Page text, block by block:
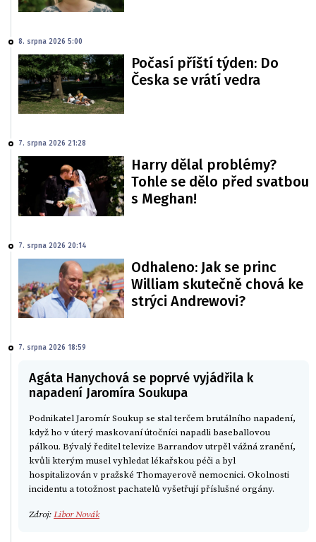
8. srpna 2026 5:00
Počasí příští týden: Do
Česka se vrátí vedra
7. srpna 2026 21:28
Harry dělal problémy?
Tohle se dělo před svatbou
s Meghan!
7. srpna 2026 20:14
Odhaleno: Jak se princ
William skutečně chová ke
strýci Andrewovi?
7. srpna 2026 18:59
Agáta Hanychová se poprvé vyjádřila k
napadení Jaromíra Soukupa
Podnikatel Jaromír Soukup se stal terčem brutálního napadení,
když ho v úterý maskovaní útočníci napadli baseballovou
pálkou. Bývalý ředitel televize Barrandov utrpěl vážná zranění,
kvůli kterým musel vyhledat lékařskou péči a byl
hospitalizován v pražské Thomayerově nemocnici. Okolnosti
incidentu a totožnost pachatelů vyšetřují příslušné orgány.
Zdroj:Libor Novák